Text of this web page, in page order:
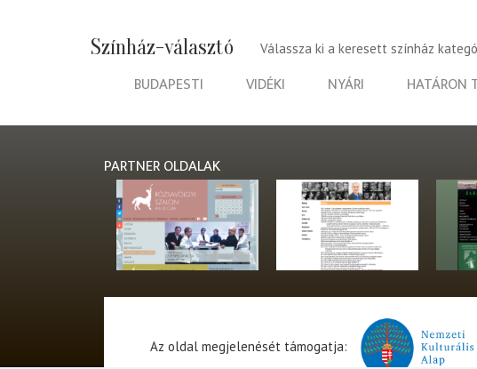
Színház-választó Válassza ki a keresett színház
BUDAPESTI VIDÉKI NYÁRI HATÁRON
PARTNER OLDALAK
Az oldal megjelenését támogatja: